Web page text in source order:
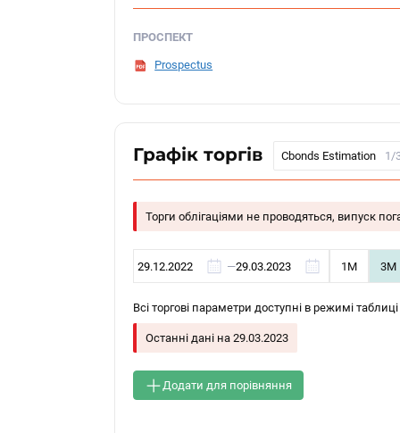
ПРОСПЕКТ
Prospectus
Графік торгів Cbonds Estimation 1/
Торги облігаціями не проводяться, випуск
— 1М 3М
Всі торгові параметри доступні в режимі таблиці
Останні дані на29.03.2023
Додати для порівняння